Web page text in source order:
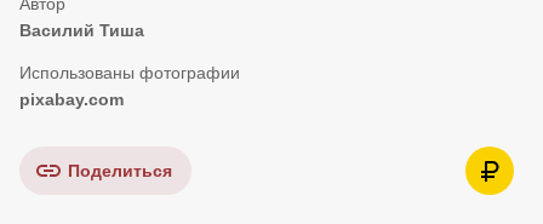
Василий Тиша
pixabay.com
Поделиться